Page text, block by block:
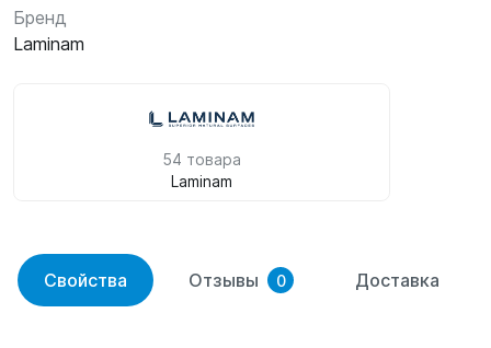
Бренд
Laminam
54 товара
Laminam
Свойства Отзывы 0 Доставка